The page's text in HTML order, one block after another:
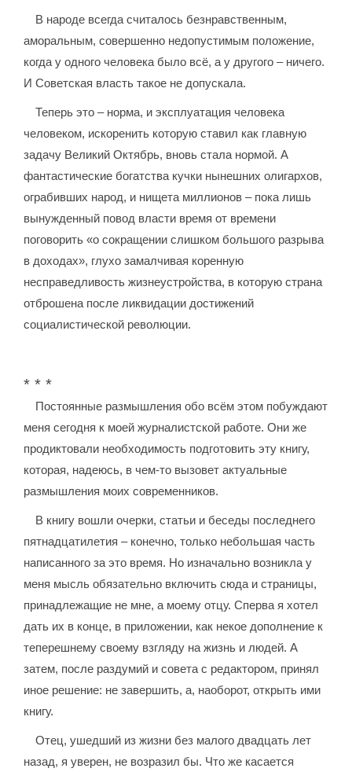
В народе всегда считалось безнравственным,
аморальным, совершенно недопустимым положение,
когда у одного человека было всё, а у другого – ничего.
И Советская власть такое не допускала.
Теперь это – норма, и эксплуатация человека
человеком, искоренить которую ставил как главную
задачу Великий Октябрь, вновь стала нормой. А
фантастические богатства кучки нынешних олигархов,
ограбивших народ, и нищета миллионов – пока лишь
вынужденный повод власти время от времени
поговорить «о сокращении слишком большого разрыва
в доходах», глухо замалчивая коренную
несправедливость жизнеустройства, в которую страна
отброшена после ликвидации достижений
социалистической революции.
* * *
Постоянные размышления обо всём этом побуждают
меня сегодня к моей журналистской работе. Они же
продиктовали необходимость подготовить эту книгу,
которая, надеюсь, в чем-то вызовет актуальные
размышления моих современников.
В книгу вошли очерки, статьи и беседы последнего
пятнадцатилетия – конечно, только небольшая часть
написанного за это время. Но изначально возникла у
меня мысль обязательно включить сюда и страницы,
принадлежащие не мне, а моему отцу. Сперва я хотел
дать их в конце, в приложении, как некое дополнение к
теперешнему своему взгляду на жизнь и людей. А
затем, после раздумий и совета с редактором, принял
иное решение: не завершить, а, наоборот, открыть ими
книгу.
Отец, ушедший из жизни без малого двадцать лет
назад, я уверен, не возразил бы. Что же касается